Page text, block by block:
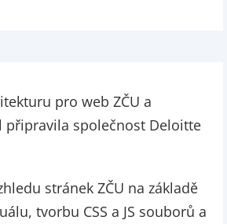
pro web ZČU a
připravila společnost Deloitte
stránek ZČU na základě
tvorbu CSS a JS souborů a